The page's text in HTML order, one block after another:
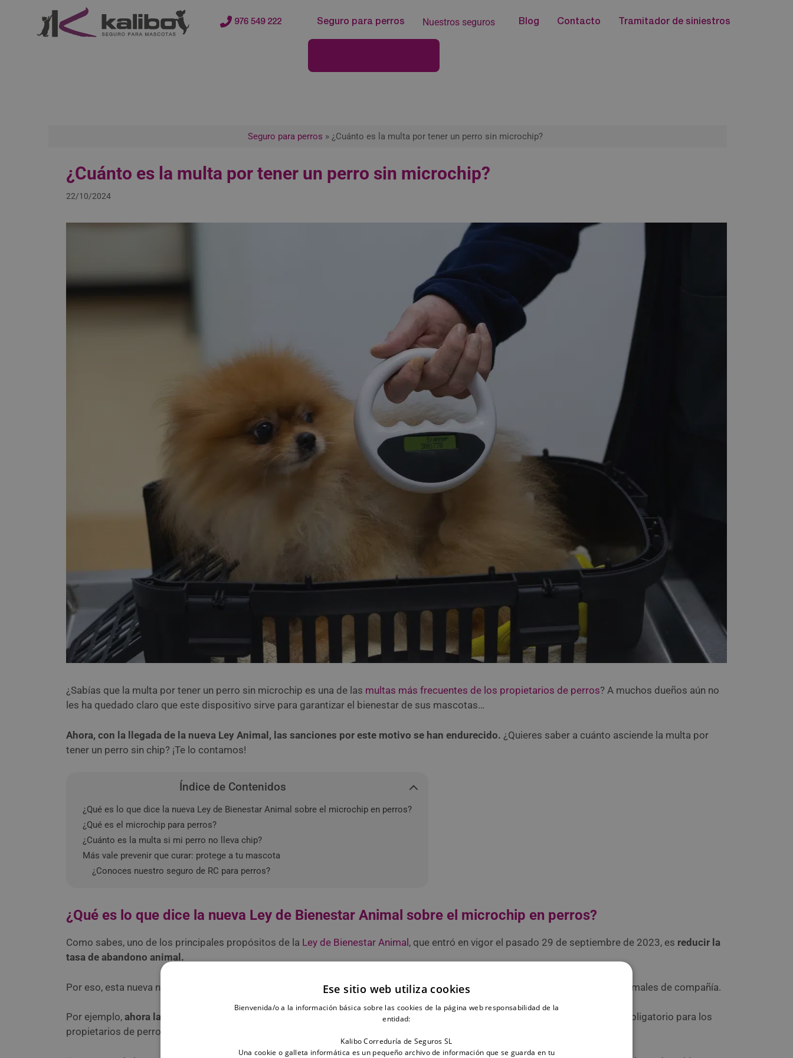
976 549 222 Seguro para perros Nuestros seguros Blog Contacto Tramitador de siniestros
Seguro para perros » ¿Cuánto es la multa por tener un perro sin microchip?
¿Cuánto es la multa por tener un perro sin microchip?
22/10/2024
¿Sabías que la multa por tener un perro sin microchip es una de las multas más frecuentes de los propietarios de perros? A muchos dueños aún no
les ha quedado claro que este dispositivo sirve para garantizar el bienestar de sus mascotas…
Ahora, con la llegada de la nueva Ley Animal, las sanciones por este motivo se han endurecido. ¿Quieres saber a cuánto asciende la multa por
tener un perro sin chip? ¡Te lo contamos!
Índice de Contenidos
¿Qué es lo que dice la nueva Ley de Bienestar Animal sobre el microchip en perros?
¿Qué es el microchip para perros?
¿Cuánto es la multa si mi perro no lleva chip?
Más vale prevenir que curar: protege a tu mascota
¿Conoces nuestro seguro de RC para perros?
¿Qué es lo que dice la nueva Ley de Bienestar Animal sobre el microchip en perros?
Como sabes, uno de los principales propósitos de la Ley de Bienestar Animal , que entró en vigor el pasado 29 de septiembre de 2023, es reducir la
tasa de abandono animal.
Por eso, esta nueva normativa ha reforzado algunas medidas para conseguirlo, entre ellas las referidas a la identificación de animales de compañía.
Por ejemplo, ahora la Ley obliga a identificar también a los gatos y hurones con microchip
, ya que antes solo era un trámite obligatorio para los
propietarios de perros.
Ese sitio web utiliza cookies
Bienvenida/o a la información básica sobre las cookies de la página web responsabilidad de la
entidad:
Kalibo Correduría de Seguros SL
Una cookie o galleta informática es un pequeño archivo de información que se guarda en tu